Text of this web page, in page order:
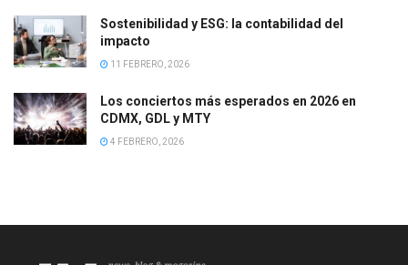
Sostenibilidad y ESG: la contabilidad del
impacto
11 FEBRERO, 2026
Los conciertos más esperados en 2026 en
CDMX, GDL y MTY
4 FEBRERO, 2026